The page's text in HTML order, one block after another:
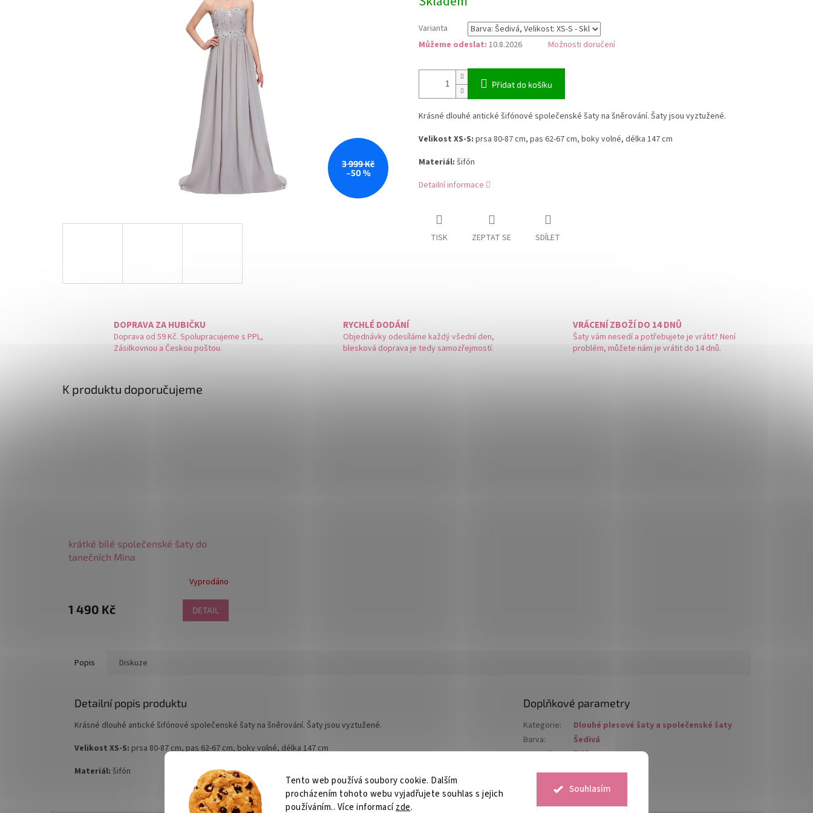
Tento web používá soubory cookie. Dalším
procházením tohoto webu vyjadřujete souhlas s jejich
používáním.. Více informacízde.
Souhlasím
3 999 Kč
–50 %
cena:
Varianta
Můžeme odeslat: 10.8.2026 Možnosti doručení
Přidat do košíku
Krásné dlouhé antické šifónové společenské šaty na šněrování. Šaty jsou vyztužené.
Velikost XS-S: prsa 80-87 cm, pas 62-67 cm, boky volné, délka 147 cm
Materiál: šifón
Detailní informace
TISK ZEPTAT SE SDÍLET
DOPRAVA ZA HUBIČKU
Doprava od 59 Kč. Spolupracujeme s PPL,
Zásilkovnou a Českou poštou.
RYCHLÉ DODÁNÍ
Objednávky odesíláme každý všední den,
blesková doprava je tedy samozřejmostí.
VRÁCENÍ ZBOŽÍ DO 14 DNŮ
Šaty vám nesedí a potřebujete je vrátit? Není
problém, můžete nám je vrátit do 14 dnů.
K produktu doporučujeme
krátké bílé společenské šaty do
tanečních Mina
Vyprodáno
1 490 Kč DETAIL
Popis Diskuze
Detailní popis produktu
Krásné dlouhé antické šifónové společenské šaty na šněrování. Šaty jsou vyztužené.
Velikost XS-S: prsa 80-87 cm, pas 62-67 cm, boky volné, délka 147 cm
Materiál: šifón
Doplňkové parametry
Kategorie:
Dlouhé plesové šaty a společenské šaty
Barva:
Šedivá
Materiál:
šifón